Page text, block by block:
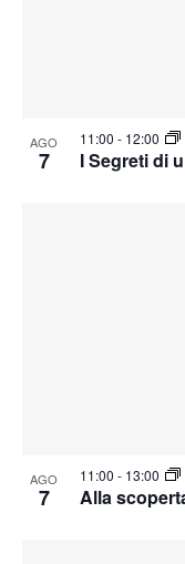
AGO
7 I Segreti di
11:00 - 12:00
AGO
7 Alla
11:00 - 13:00